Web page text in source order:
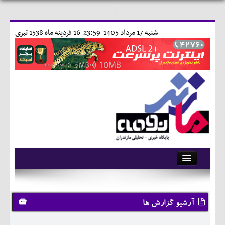
16 فردينه ماه 1538 تبری شنبه 17 مرداد 1405-23:59-
آرشیو
تماس با ما
وبلاگ
آرشیو گزارش ها